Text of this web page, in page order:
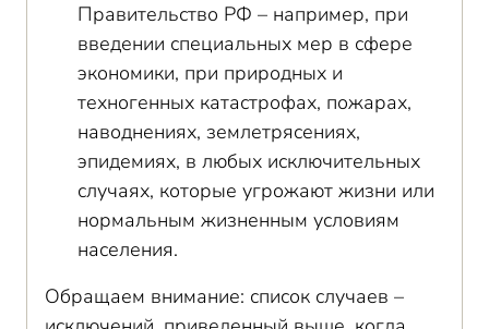
Правительство РФ – например, при
введении специальных мер в сфере
экономики, при природных и
техногенных катастрофах, пожарах,
наводнениях, землетрясениях,
эпидемиях, в любых исключительных
случаях, которые угрожают жизни или
нормальным жизненным условиям
населения.
Обращаем внимание: список случаев –